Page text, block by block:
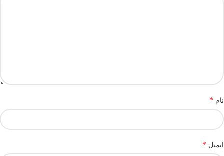
نام *
ایمیل *